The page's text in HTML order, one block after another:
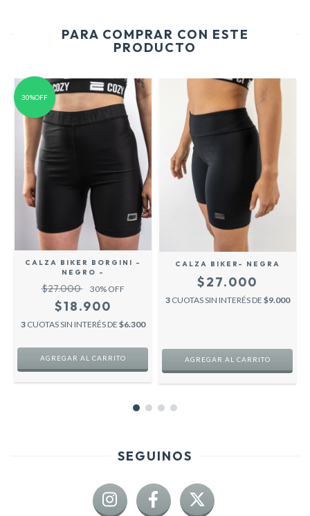
PARA COMPRAR CON ESTE
PRODUCTO
30%OFF
CALZA BIKER BORGINI -
NEGRO -
$27.000 30% OFF
$18.900
3 CUOTAS SIN INTERÉS DE $6.300
AGREGAR AL CARRITO
CALZA BIKER- NEGRA
$27.000
3 CUOTAS SIN INTERÉS DE $9.000
AGREGAR AL CARRITO
SEGUINOS